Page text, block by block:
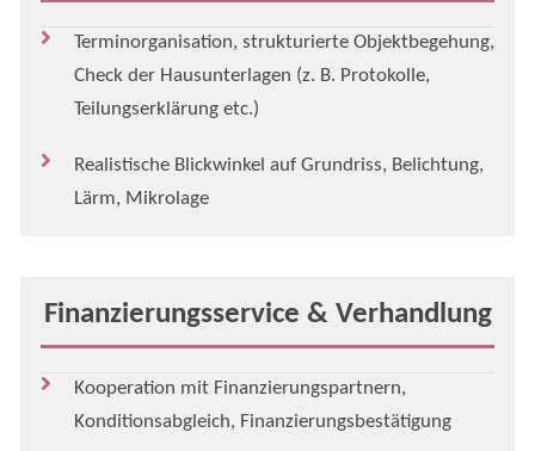
Terminorganisation, strukturierte Objektbegehung,
Check der Hausunterlagen (z. B. Protokolle,
Teilungserklärung etc.)
Realistische Blickwinkel auf Grundriss, Belichtung,
Lärm, Mikrolage
Finanzierungsservice & Verhandlung
Kooperation mit Finanzierungspartnern,
Konditionsabgleich, Finanzierungsbestätigung